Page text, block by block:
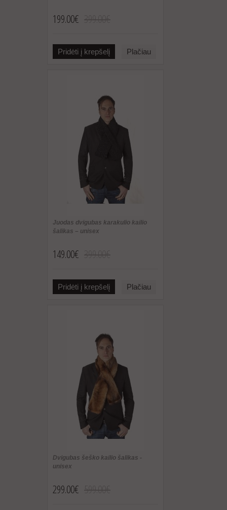
199.00€
Pridėti į krepšelį Plačiau
Juodas dvigubas karakulio kailio
šalikas – unisex
149.00€
Pridėti į krepšelį Plačiau
Dvigubas šeško kailio šalikas -
unisex
299.00€